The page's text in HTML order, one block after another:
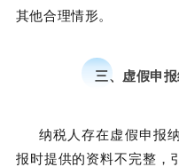
其他合理情形。
三、虚假申
纳税人存在虚假申报
报时提供的资料不完整，